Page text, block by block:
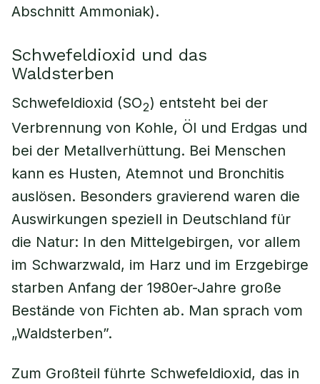
Abschnitt Ammoniak).
Schwefeldioxid und das
Waldsterben
Schwefeldioxid (SO2) entsteht bei der
Verbrennung von Kohle, Öl und Erdgas und
bei der Metallverhüttung. Bei Menschen
kann es Husten, Atemnot und Bronchitis
auslösen. Besonders gravierend waren die
Auswirkungen speziell in Deutschland für
die Natur: In den Mittelgebirgen, vor allem
im Schwarzwald, im Harz und im Erzgebirge
starben Anfang der 1980er-Jahre große
Bestände von Fichten ab. Man sprach vom
„Waldsterben”.
Zum Großteil führte Schwefeldioxid, das in